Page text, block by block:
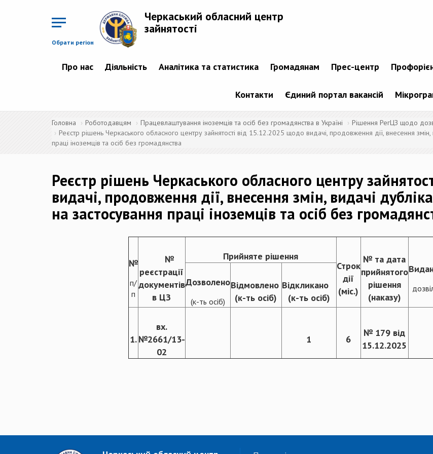
Обрати регіон
Черкаський обласний центр
зайнятості
Про нас Діяльність Аналітика та статистика Громадянам Прес-центр
Контакти Єдиний портал вакансій
Головна Роботодавцям Працевлаштування іноземців та осіб без громадянства в Україні
Рішення РегЦЗ щодо
Реєстр рішень Черкаського обласного центру зайнятості від 15.12.2025 щодо видачі, продовження дії, внесення змін,
праці іноземців та осіб без громадянства
Реєстр рішень Черкаського обласного центру
видачі, продовження дії, внесення змін, видачі
на застосування праці іноземців та осіб без
№
п/
п
№
реєстрації
документів
в ЦЗ
Прийняте рішення
Строк
дії
(міс.)
№ та дата
прийнятого
рішення
(наказу)
Дозволено
(к-ть осіб)
Відмовлено
(к-ть осіб)
Відкликано
(к-ть осіб)
1.
вх.
№2661/13-
02
1 6
№ 179 від
15.12.2025